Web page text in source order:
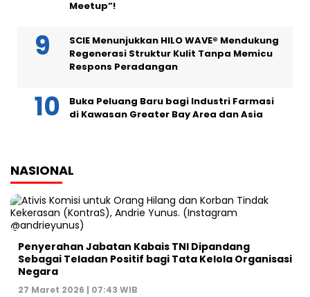
Meetup”!
SCIE Menunjukkan HILO WAVE® Mendukung
Regenerasi Struktur Kulit Tanpa Memicu
Respons Peradangan
Buka Peluang Baru bagi Industri Farmasi
di Kawasan Greater Bay Area dan Asia
NASIONAL
Penyerahan Jabatan Kabais TNI Dipandang
Sebagai Teladan Positif bagi Tata Kelola Organisasi
Negara
27 Maret 2026 | 07:43 WIB